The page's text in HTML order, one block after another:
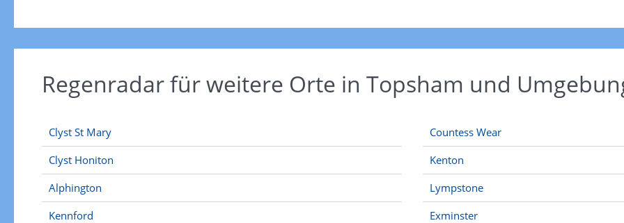
Regenradar für weitere Orte in Topsham und
Clyst St Mary
Clyst Honiton
Alphington
Kennford
Countess Wear
Kenton
Lympstone
Exminster